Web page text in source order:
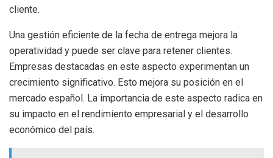
cliente.
Una gestión eficiente de la fecha de entrega mejora la
operatividad y puede ser clave para retener clientes.
Empresas destacadas en este aspecto experimentan un
crecimiento significativo. Esto mejora su posición en el
mercado español. La importancia de este aspecto radica en
su impacto en el rendimiento empresarial y el desarrollo
económico del país.